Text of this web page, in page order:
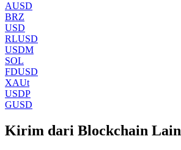
AUSD
BRZ
USD
RLUSD
USDM
SOL
FDUSD
XAUt
USDP
GUSD
Kirim dari Blockchain Lain